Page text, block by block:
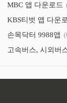
MBC 앱 다운로드
KBS티벗 앱 다운
손목닥터 9988앱
고속버스, 시외버